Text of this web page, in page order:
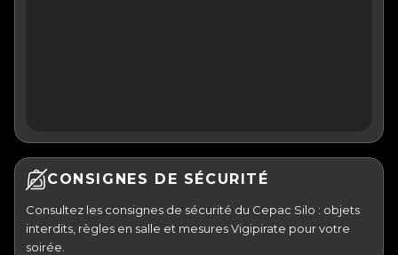
CONSIGNES DE SÉCURITÉ
Consultez les consignes de sécurité du Cepac Silo : objets
interdits, règles en salle et mesures Vigipirate pour votre
soirée.